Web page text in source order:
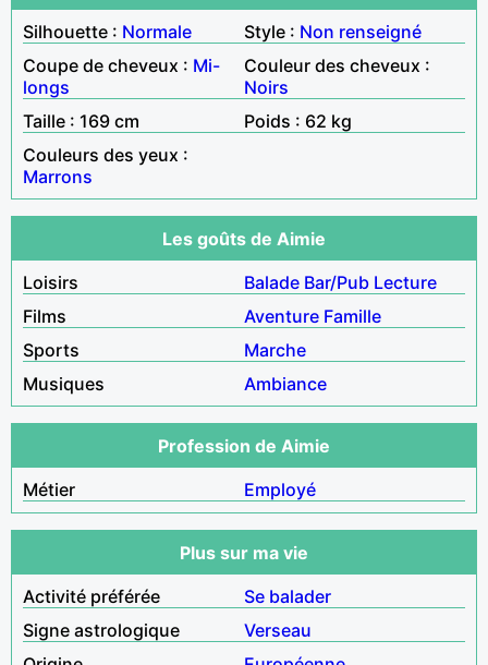
Silhouette : Normale Style : Non renseigné
Coupe de cheveux : Mi-
longs
Couleur des cheveux :
Noirs
Taille : 169 cm
Poids : 62 kg
Couleurs des yeux :
Marrons
Les goûts de Aimie
Loisirs
Balade Bar/Pub Lecture
Films
Aventure Famille
Sports
Marche
Musiques
Ambiance
Profession de Aimie
Métier
Employé
Plus sur ma vie
Activité préférée
Se balader
Signe astrologique
Verseau